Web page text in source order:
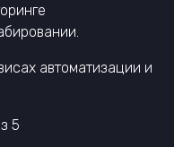
автоматизации и
5